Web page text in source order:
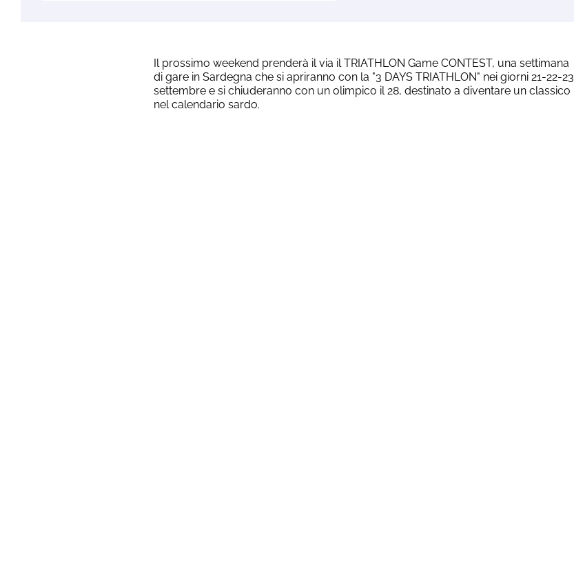
Il prossimo weekend prenderà il via il TRIATHLON Game CONTEST, una settimana
di gare in Sardegna che si apriranno con la "3 DAYS TRIATHLON" nei giorni 21-22-23
settembre e si chiuderanno con un olimpico il 28, destinato a diventare un classico
nel calendario sardo.